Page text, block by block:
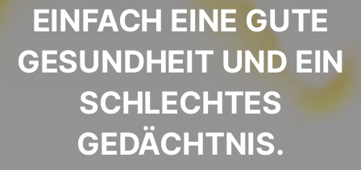
EINFACH EINE GUTE
GESUNDHEIT UND EIN
SCHLECHTES
GEDÄCHTNIS.